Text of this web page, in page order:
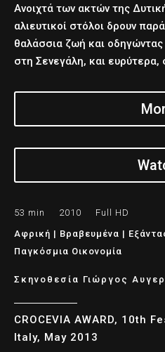
Ανοιχτά των ακτών της
αλιευτικοί στόλοι δρουν
θαλάσσια ζωή και
στη Σενεγάλη, και ευρύτερα,
53 min 2010 Full HD
Αφρική | Βραβευμένα |
Παγκόσμια Οικονομία
Σκηνοθεσία Γιώργος
CROCEVIA AWARD, 10th
Italy, May 2013